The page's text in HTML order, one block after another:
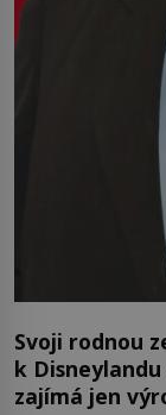
Svoji rodnou
k
zajímá jen